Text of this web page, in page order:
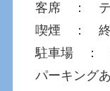
客席 ： テ
喫煙 ： 終
駐車場 ：
パーキングあ